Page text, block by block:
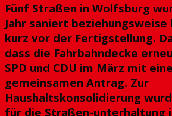
Fünf Straßen in Wolfsburg
Jahr saniert beziehungsweise
kurz vor der Fertigstellung.
dass die Fahrbahndecke
SPD und CDU im März mit
gemeinsamen Antrag. Zur
Haushaltskonsolidierung
für die Straßen-unterhaltung